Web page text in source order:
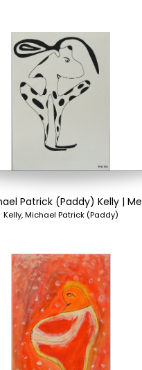
Patrick (Paddy) Kelly | Me
Kelly, Michael Patrick (Paddy)